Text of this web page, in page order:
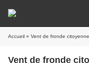
Accueil » Vent de fronde
Vent de fronde